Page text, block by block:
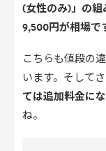
(女性のみ)」の
9,500円が相場で
こちらも値段の
います。そして
ては追加料金に
ね。